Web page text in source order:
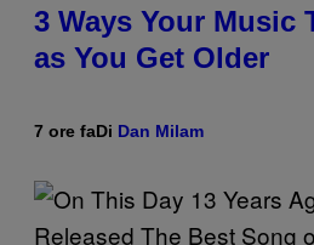
3 Ways Your Music
as You Get Older
7 ore faDi Dan Milam